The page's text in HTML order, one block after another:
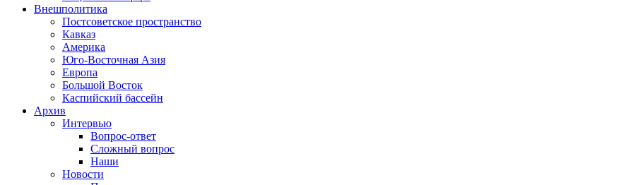
Внешполитика
Постсоветское пространство
Кавказ
Америка
Юго-Восточная Азия
Европа
Большой Восток
Каспийский бассейн
Архив
Интервью
Вопрос-ответ
Сложный вопрос
Наши
Новости